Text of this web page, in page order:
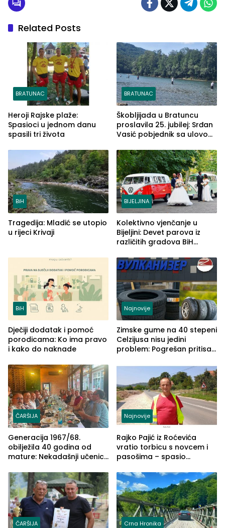
Related Posts
BRATUNAC
Heroji Rajske plaže:
Spasioci u jednom danu
spasili tri života
BRATUNAC
Škobljijada u Bratuncu
proslavila 25. jubilej: Srđan
Vasić pobjednik sa ulovom
BiH
Tragedija: Mladić se utopio
u rijeci Krivaji
BIJELJINA
Kolektivno vjenčanje u
Bijeljini: Devet parova iz
različitih gradova BiH
BiH
Dječiji dodatak i pomoć
porodicama: Ko ima pravo
i kako do naknade
Najnovije
Zimske gume na 40 stepeni
Celzijusa nisu jedini
problem: Pogrešan pritisak
ČARŠIJA
Generacija 1967/68.
obilježila 40 godina od
mature: Nekadašnji učenici
(FOTO)
Najnovije
Rajko Pajić iz Roćevića
vratio torbicu s novcem i
pasošima – spasio
Grčkoj
ČARŠIJA Crna Hronika